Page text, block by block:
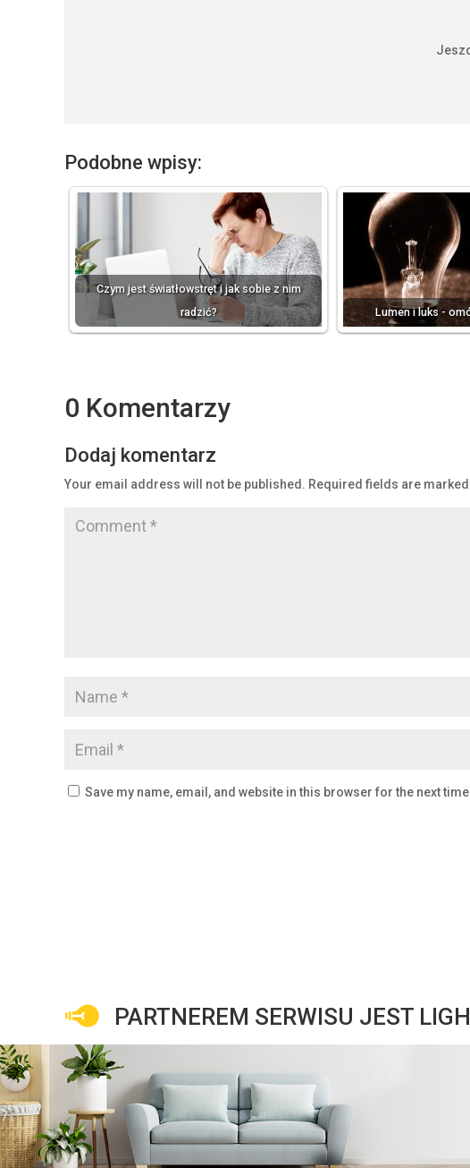
Podobne wpisy:
Czym jest światłowstręt i jak sobie z nim
radzić?
Lumen i luks -
0 Komentarzy
Dodaj komentarz
Your email address will not be published. Required fields are marked
Save my name, email, and website in this browser for the next
PARTNEREM SERWISU JEST